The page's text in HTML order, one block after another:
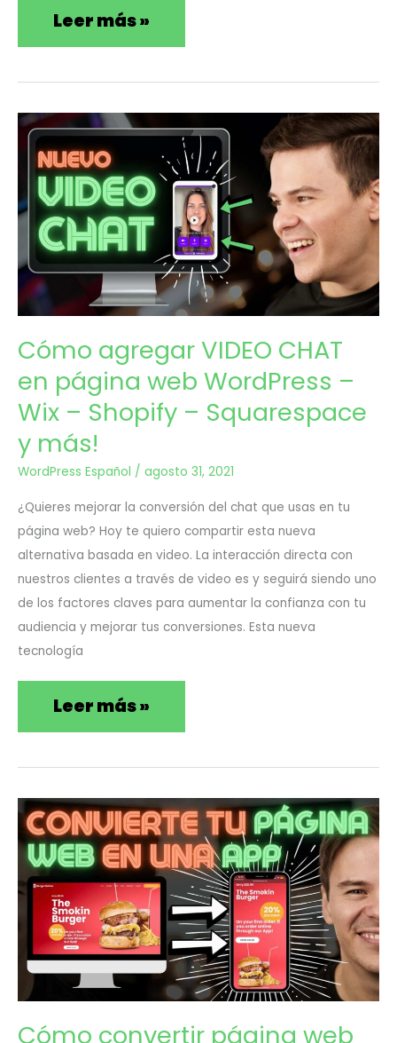
Leer más »
Ago
31
2021
Cómo agregar VIDEO CHAT
en página web WordPress –
Wix – Shopify – Squarespace
y más!
WordPress Español / agosto 31, 2021
¿Quieres mejorar la conversión del chat que usas en tu
página web? Hoy te quiero compartir esta nueva
alternativa basada en video. La interacción directa con
nuestros clientes a través de video es y seguirá siendo uno
de los factores claves para aumentar la confianza con tu
audiencia y mejorar tus conversiones. Esta nueva
tecnología
Cómo
agregar
VIDEO
CHAT
en
página
WordPress
–
Wix
–
Shopify
–
Squarespace
y
más!
Leer más »
Ago
28
2021
Cómo convertir página web
Cómo
convertir
página
web
en
App